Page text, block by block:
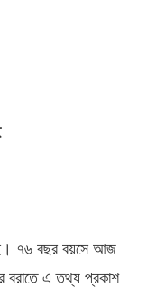
৭৬ বছর বয়সে আজ
বরাতে এ তথ্য প্রকাশ